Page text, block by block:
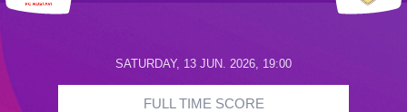
SATURDAY, 13 JUN. 2026, 19:00
FULL TIME SCORE